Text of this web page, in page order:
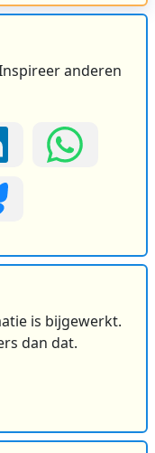
anderen
is bijgewerkt.
dan dat.